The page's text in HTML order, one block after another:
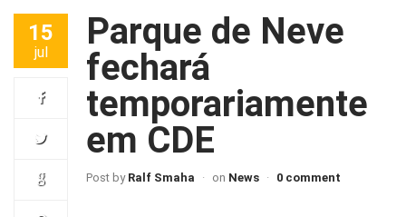
15
jul
Parque de Neve
fechará
temporariamente
em CDE
Post by Ralf Smaha on News 0 comment